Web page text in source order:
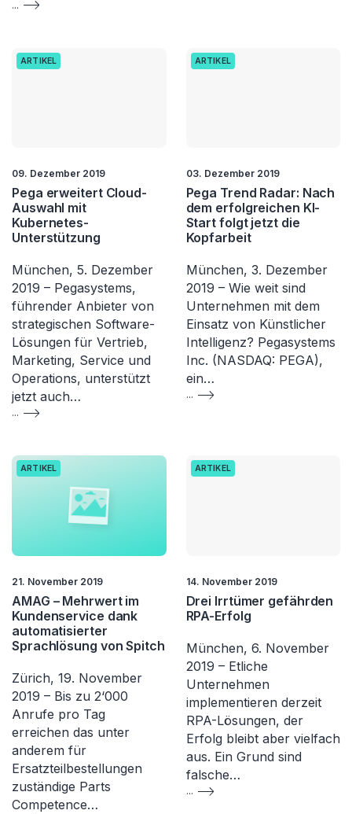
...
ARTIKEL
09. Dezember 2019
Pega erweitert Cloud-
Auswahl mit
Kubernetes-
Unterstützung
München, 5. Dezember
2019 – Pegasystems,
führender Anbieter von
strategischen Software-
Lösungen für Vertrieb,
Marketing, Service und
Operations, unterstützt
jetzt auch…
...
ARTIKEL
03. Dezember 2019
Pega Trend Radar: Nach
dem erfolgreichen KI-
Start folgt jetzt die
Kopfarbeit
München, 3. Dezember
2019 – Wie weit sind
Unternehmen mit dem
Einsatz von Künstlicher
Intelligenz? Pegasystems
Inc. (NASDAQ: PEGA),
ein…
...
ARTIKEL
21. November 2019
AMAG – Mehrwert im
Kundenservice dank
automatisierter
Sprachlösung von Spitch
Zürich, 19. November
2019 – Bis zu 2‘000
Anrufe pro Tag
erreichen das unter
anderem für
Ersatzteilbestellungen
zuständige Parts
Competence…
ARTIKEL
14. November 2019
Drei Irrtümer gefährden
RPA-Erfolg
München, 6. November
2019 – Etliche
Unternehmen
implementieren derzeit
RPA-Lösungen, der
Erfolg bleibt aber vielfach
aus. Ein Grund sind
falsche…
...